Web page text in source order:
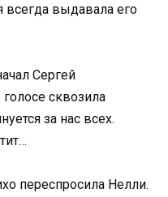
всегда выдавала его
Сергей
сквозила
за нас всех.
переспросила Нелли.